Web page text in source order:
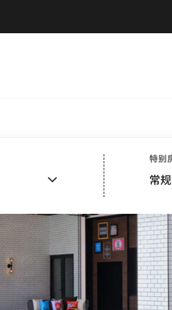
特别
常